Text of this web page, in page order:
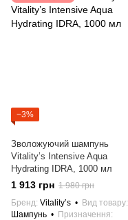
−3%
Зволожуючий шампунь
Vitality’s Intensive Aqua
Hydrating IDRA, 1000 мл
1 913 грн 1 980 грн
Бренд Vitality’s
Вид товару
Шампунь
Призначення